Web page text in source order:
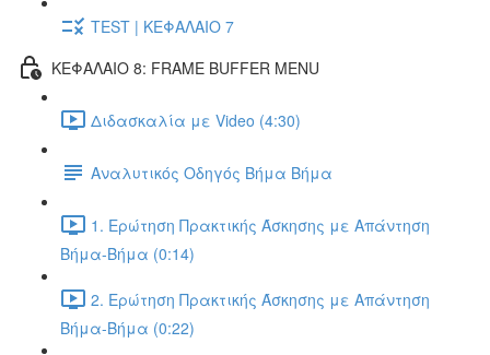
TEST | ΚΕΦΑΛΑΙΟ 7
ΚΕΦΑΛΑΙΟ 8: FRAME BUFFER MENU
Διδασκαλία με Video (4:30)
Αναλυτικός Οδηγός Βήμα Βήμα
1. Ερώτηση Πρακτικής Άσκησης με Απάντηση
Βήμα-Βήμα (0:14)
2. Ερώτηση Πρακτικής Άσκησης με Απάντηση
Βήμα-Βήμα (0:22)